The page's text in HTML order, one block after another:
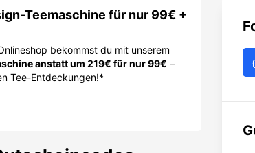
Teemaschine für nur 99€ +
bekommst du mit unserem
anstatt um 219€ für nur 99€ –
Tee-Entdeckungen!*